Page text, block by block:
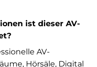
ist dieser AV-
AV-
Hörsäle, Digital